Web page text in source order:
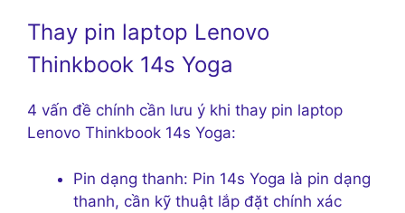
Thay pin laptop Lenovo
Thinkbook 14s Yoga
4 vấn đề chính cần lưu ý khi thay pin laptop
Lenovo Thinkbook 14s Yoga:
Pin dạng thanh: Pin 14s Yoga là pin dạng
thanh, cần kỹ thuật lắp đặt chính xác